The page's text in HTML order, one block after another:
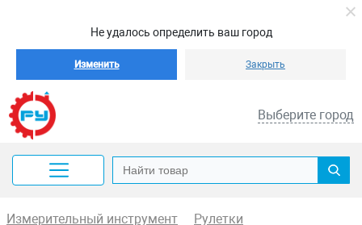
Не удалось определить ваш город
Изменить Закрыть
Выберите город
Измерительный инструмент Рулетки